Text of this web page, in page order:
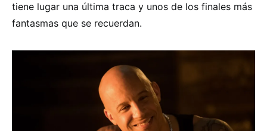
tiene lugar una última traca y unos de los finales más
fantasmas que se recuerdan.